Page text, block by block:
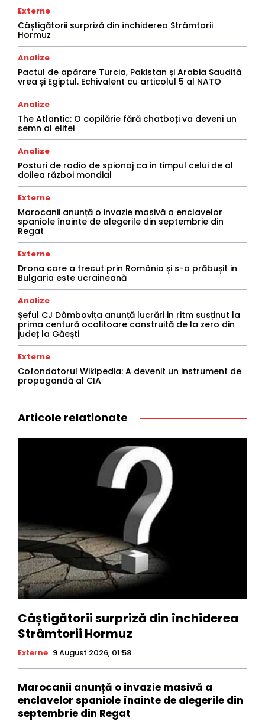
Externe
Câștigătorii surpriză din închiderea Strâmtorii
Hormuz
Analize
Pactul de apărare Turcia, Pakistan și Arabia Saudită
vrea și Egiptul. Echivalent cu articolul 5 al NATO
Analize
The Atlantic: O copilărie fără chatboți va deveni un
semn al elitei
Analize
Posturi de radio de spionaj ca in timpul celui de al
doilea război mondial
Externe
Marocanii anunță o invazie masivă a enclavelor
spaniole înainte de alegerile din septembrie din
Regat
Externe
Drona care a trecut prin România și s-a prăbușit in
Bulgaria este ucraineană
Analize
Șeful CJ Dâmbovița anunță lucrări in ritm susținut la
prima centură ocolitoare construită de la zero din
județ la Găești
Externe
Cofondatorul Wikipedia: A devenit un instrument de
propagandă al CIA
Articole relationate
Câștigătorii surpriză din închiderea
Strâmtorii Hormuz
Externe 9 August 2026, 01:58
Marocanii anunță o invazie masivă a
enclavelor spaniole înainte de alegerile din
septembrie din Regat